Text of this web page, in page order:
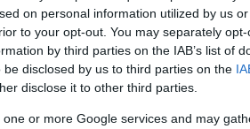
on personal information utilized by us
to your opt-out. You may separately
by third parties on the IAB’s list of
disclosed by us to third parties on the
disclose it to other third parties.
or more Google services and may
prosesseja.
Urheiluseurat
-30 % kuukausimaksusta
maksuton mobiili!
laatimat, käyttövalmiit
OMINAISUUDET
tuloslaskelmaan että
varat, velat ja oma
-puolelle sen mukaan,